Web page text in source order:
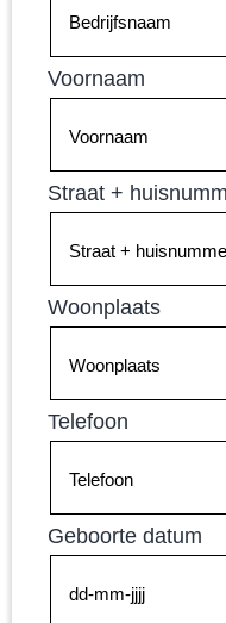
Voornaam
Straat +
Woonplaats
Telefoon
Geboorte datum